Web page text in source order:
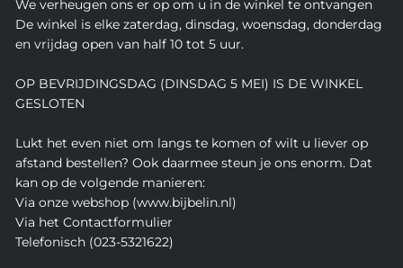
We verheugen ons er op om u in de winkel te ontvangen
De winkel is elke zaterdag, dinsdag, woensdag, donderdag
en vrijdag open van half 10 tot 5 uur.
OP BEVRIJDINGSDAG (DINSDAG 5 MEI) IS DE WINKEL
GESLOTEN
Lukt het even niet om langs te komen of wilt u liever op
afstand bestellen? Ook daarmee steun je ons enorm. Dat
kan op de volgende manieren:
Via onze webshop (www.bijbelin.nl)
Via het Contactformulier
Telefonisch (023-5321622)